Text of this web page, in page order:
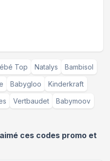
Top Natalys Bambisol
Babygloo Kinderkraft
Vertbaudet Babymoov
ces codes promo et